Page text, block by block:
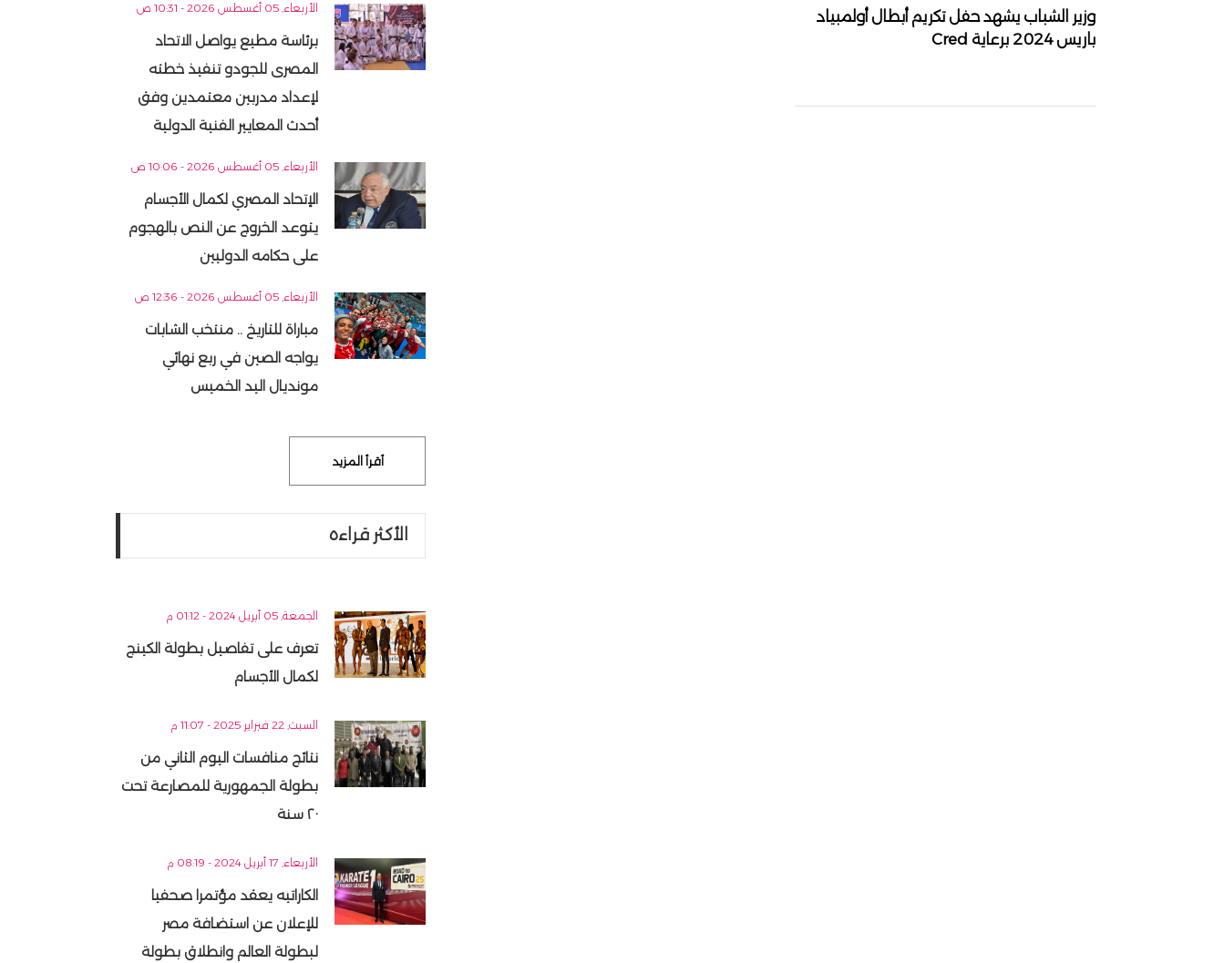
وزير الشباب يشهد حفل تكريم أبطال أولمبياد
باريس 2024 برعاية Cred
الأربعاء, 05 أغسطس 2026 - 10:31 ص
برئاسة مطيع يواصل الاتحاد
المصرى للجودو تنفيذ خطته
لإعداد مدربين معتمدين وفق
أحدث المعايير الفنية الدولية
الأربعاء, 05 أغسطس 2026 - 10:06 ص
الإتحاد المصري لكمال الأجسام
يتوعد الخروج عن النص بالهجوم
على حكامه الدوليين
الأربعاء, 05 أغسطس 2026 - 12:36 ص
مباراة للتاريخ .. منتخب الشابات
يواجه الصين في ربع نهائي
مونديال اليد الخميس
أقرأ المزيد
الأكثر قراءه
الجمعة, 05 أبريل 2024 - 01:12 م
تعرف على تفاصيل بطولة الكينج
لكمال الأجسام
السبت, 22 فبراير 2025 - 11:07 م
نتائج منافسات اليوم الثاني من
بطولة الجمهورية للمصارعة تحت
٢٠ سنة
الأربعاء, 17 أبريل 2024 - 08:19 م
الكاراتيه يعقد مؤتمرا صحفيا
للإعلان عن استضافة مصر
لبطولة العالم وانطلاق بطولة